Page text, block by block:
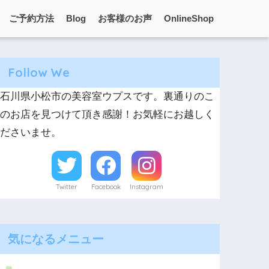
ご予約方法 Blog お客様のお声 OnlineShop
Follow We
石川県小松市の美容室ウプスです。裏通りのこ
のお店を見つけて頂き感謝！お気軽にお越しく
ださいませ。
Twitter Facebook Instagram
気になるメニュー